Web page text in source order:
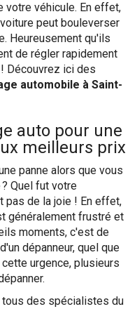
votre véhicule. En effet,
peut bouleverser
Heureusement qu'ils
de régler rapidement
Découvrez ici des
automobile à Saint-
auto pour une
meilleurs prix
panne alors que vous
Quel fut votre
pas de la joie ! En effet,
généralement frustré et
moments, c'est de
dépanneur, quel que
urgence, plusieurs
tous des spécialistes du